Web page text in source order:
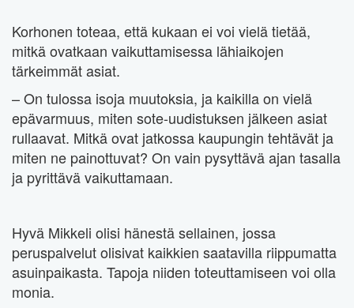
Korhonen toteaa, että kukaan ei voi vielä tietää,
mitkä ovatkaan vaikuttamisessa lähiaikojen
tärkeimmät asiat.
– On tulossa isoja muutoksia, ja kaikilla on vielä
epävarmuus, miten sote-uudistuksen jälkeen asiat
rullaavat. Mitkä ovat jatkossa kaupungin tehtävät ja
miten ne painottuvat? On vain pysyttävä ajan tasalla
ja pyrittävä vaikuttamaan.
Hyvä Mikkeli olisi hänestä sellainen, jossa
peruspalvelut olisivat kaikkien saatavilla riippumatta
asuinpaikasta. Tapoja niiden toteuttamiseen voi olla
monia.